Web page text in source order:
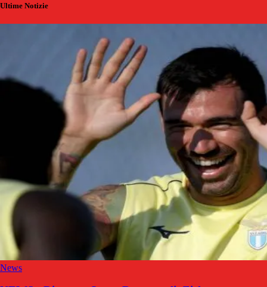
Ultime Notizie
News